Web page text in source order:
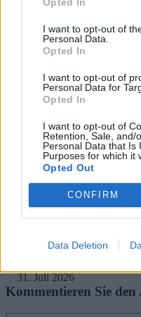
I want to opt-out of
Personal Data.
Opted In
I want to opt-out of
Personal Data for
Opted In
I want to opt-out of
Retention, Sale, and/
Personal Data that Is
Purposes for which it
Opted Out
CONFIRM
Data Deletion
GTA 6 Screenshot sorgt für
Diskussionen über versteckte
Botschaft
RELATED ARTICLES
gesichert
3. August 2026
Halo: Campaign Evolved
PlayStation veröffentlicht
31. Juli 2026
Kommentieren Sie